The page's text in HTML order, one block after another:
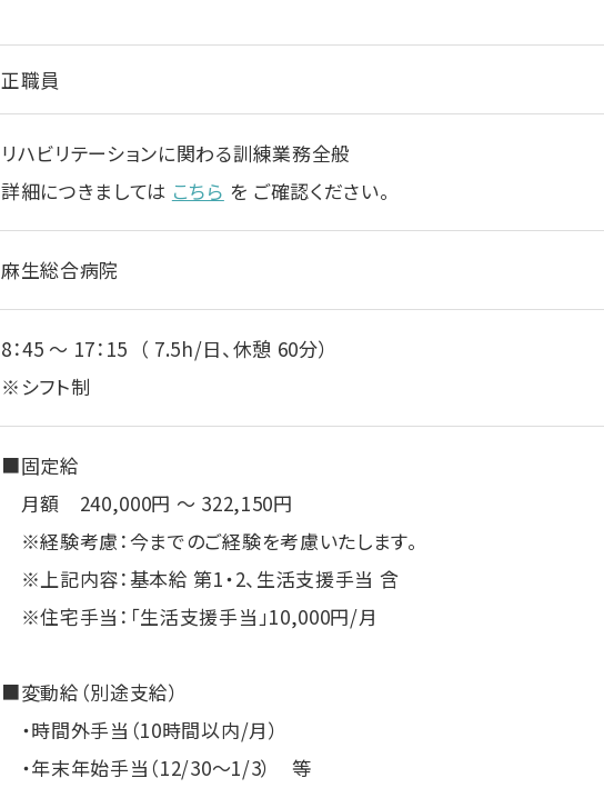
正職員
リハビリテーションに関わる訓練業務全般
詳細につきましては こちら を ご確認ください。
麻生総合病院
8：45 ～ 17：15 （ 7.5h/日、休憩 60分）
※シフト制
■固定給
月額 240,000円 ～ 322,150円
※経験考慮：今までのご経験を考慮いたします。
※上記内容：基本給 第1・2、生活支援手当 含
※住宅手当：「生活支援手当」10,000円/月
■変動給（別途支給）
・時間外手当（10時間以内/月）
・年末年始手当（12/30～1/3） 等